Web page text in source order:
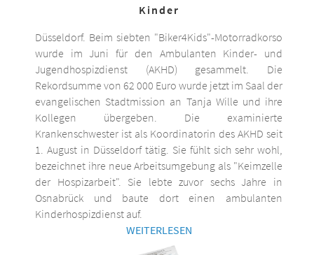
Kinder
Düsseldorf. Beim siebten "Biker4Kids"-Motorradkorso
wurde im Juni für den Ambulanten Kinder- und
Jugendhospizdienst (AKHD) gesammelt. Die
Rekordsumme von 62 000 Euro wurde jetzt im Saal der
evangelischen Stadtmission an Tanja Wille und ihre
Kollegen übergeben. Die examinierte
Krankenschwester ist als Koordinatorin des AKHD seit
1. August in Düsseldorf tätig. Sie fühlt sich sehr wohl,
bezeichnet ihre neue Arbeitsumgebung als "Keimzelle
der Hospizarbeit". Sie lebte zuvor sechs Jahre in
Osnabrück und baute dort einen ambulanten
Kinderhospizdienst auf.
WEITERLESEN